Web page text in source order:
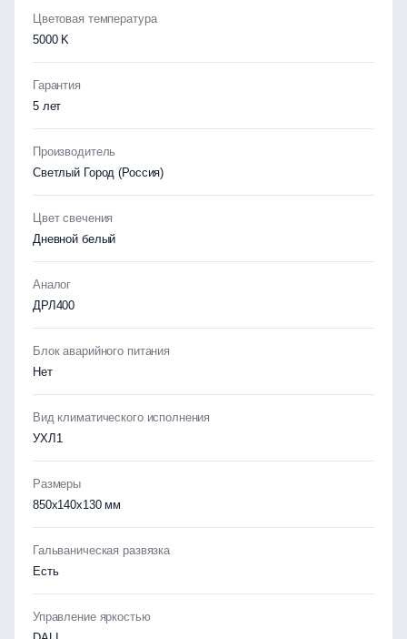
Цветовая температура
5000 K
Гарантия
5 лет
Производитель
Светлый Город (Россия)
Цвет свечения
Дневной белый
Аналог
ДРЛ400
Блок аварийного питания
Нет
Вид климатического исполнения
УХЛ1
Размеры
850х140х130 мм
Гальваническая развязка
Есть
Управление яркостью